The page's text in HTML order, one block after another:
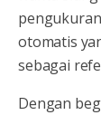
otomatis
sebagai
Dengan